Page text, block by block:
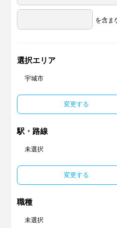
を含ま
選択エリア
宇城市
変更する
駅・路線
未選択
変更する
職種
未選択